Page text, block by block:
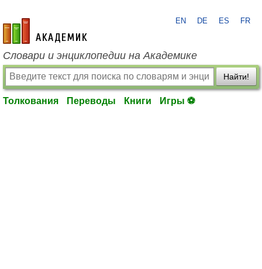
academic.ru
EN DE ES FR
Словари и энциклопедии на Академике
Найти!
Толкования Переводы Книги Игры ⚽